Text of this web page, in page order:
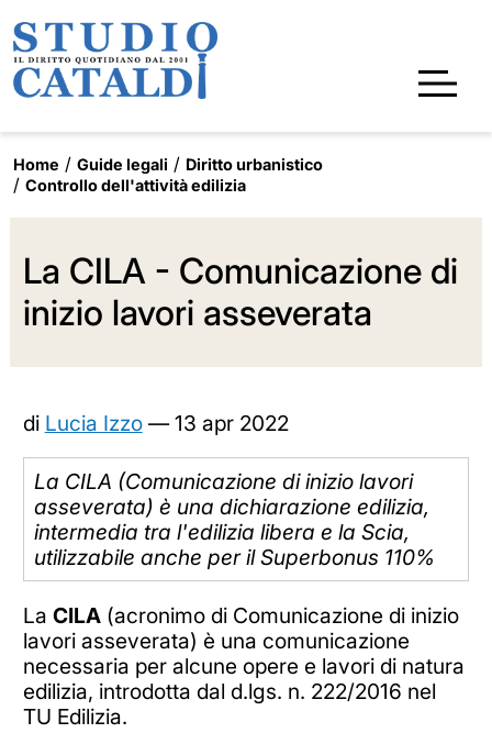
Home Guide legali
Diritto urbanistico
Controllo dell'attività edilizia
La CILA - Comunicazione di
inizio lavori asseverata
di Lucia Izzo—13 apr 2022
La CILA (Comunicazione di inizio lavori
asseverata) è una dichiarazione edilizia,
intermedia tra l'edilizia libera e la Scia,
utilizzabile anche per il Superbonus 110%
La CILA(acronimo di Comunicazione di inizio
lavori asseverata) è una comunicazione
necessaria per alcune opere e lavori di natura
edilizia, introdotta dal d.lgs. n. 222/2016 nel
TU Edilizia.